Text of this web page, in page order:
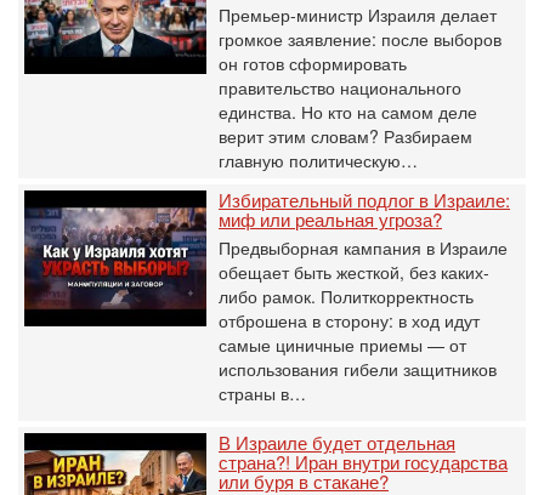
Премьер-министр Израиля делает
громкое заявление: после выборов
он готов сформировать
правительство национального
единства. Но кто на самом деле
верит этим словам? Разбираем
главную политическую…
Избирательный подлог в Израиле:
миф или реальная угроза?
Предвыборная кампания в Израиле
обещает быть жесткой, без каких-
либо рамок. Политкорректность
отброшена в сторону: в ход идут
самые циничные приемы — от
использования гибели защитников
страны в…
В Израиле будет отдельная
страна?! Иран внутри государства
или буря в стакане?